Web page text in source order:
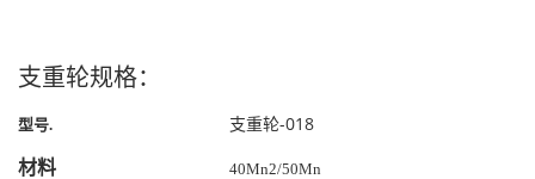
支重轮规格：
型号. 支重轮-018
材料 40Mn2/50Mn